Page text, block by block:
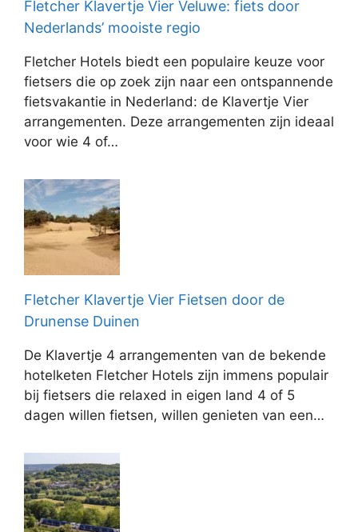
Fletcher Klavertje Vier Veluwe: fiets door
Nederlands’ mooiste regio
Fletcher Hotels biedt een populaire keuze voor
fietsers die op zoek zijn naar een ontspannende
fietsvakantie in Nederland: de Klavertje Vier
arrangementen. Deze arrangementen zijn ideaal
voor wie 4 of…
Fletcher Klavertje Vier Fietsen door de
Drunense Duinen
De Klavertje 4 arrangementen van de bekende
hotelketen Fletcher Hotels zijn immens populair
bij fietsers die relaxed in eigen land 4 of 5
dagen willen fietsen, willen genieten van een…